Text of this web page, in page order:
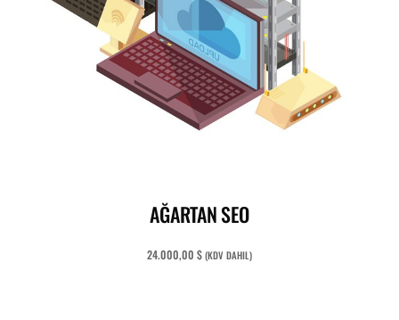
AĞARTAN SEO
24.000,00 $(KDV DAHIL)